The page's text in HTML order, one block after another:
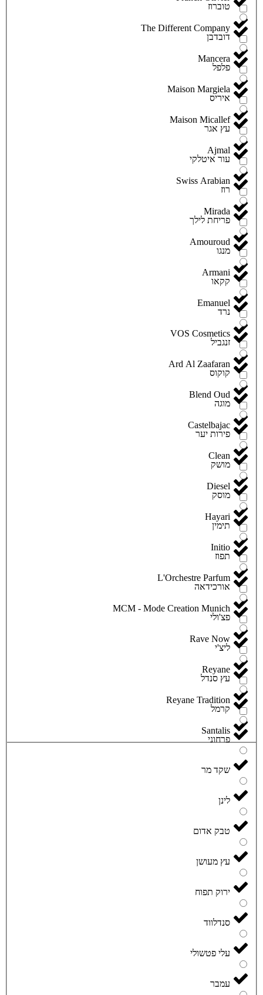
The Different Company
Mancera
Maison Margiela
Maison Micallef
Ajmal
Swiss Arabian
Mirada
Amouroud
Armani
Emanuel
VOS Cosmetics
Ard Al Zaafaran
Blend Oud
Castelbajac
Clean
Diesel
Hayari
Initio
L'Orchestre Parfum
MCM - Mode Creation Munich
Rave Now
Reyane
Reyane Tradition
Santalis
טוברוז
דובדבן
פלפל
איריס
עץ אגר
עור איטלקי
רוז
פריחת לילך
מנגו
קקאו
נרד
זנגביל
קוקוס
מוגה
פירות יער
מושק
מוסק
תימין
תפוז
אורכידאה
פצ'ולי
ליצ'י
עץ סנדל
קרמל
פרחוני
שקד מר
לינן
טבק אדום
עץ מעושן
ירוק תפוח
סנדלווד
עלי פטשולי
עמבר